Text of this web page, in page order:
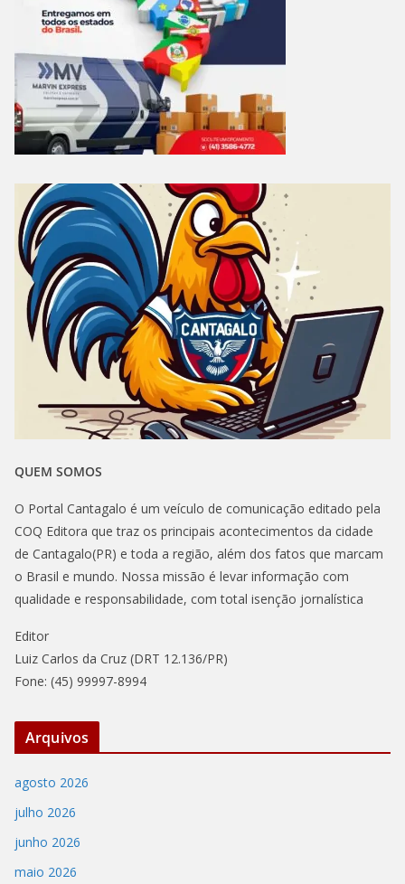
QUEM SOMOS
O Portal Cantagalo é um veículo de comunicação editado pela
COQ Editora que traz os principais acontecimentos da cidade
de Cantagalo(PR) e toda a região, além dos fatos que marcam
o Brasil e mundo. Nossa missão é levar informação com
qualidade e responsabilidade, com total isenção jornalística
Editor
Luiz Carlos da Cruz (DRT 12.136/PR)
Fone: (45) 99997-8994
Arquivos
agosto 2026
julho 2026
junho 2026
maio 2026